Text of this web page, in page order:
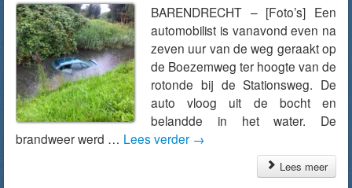
BARENDRECHT – [Foto’s] Een
automobilist is vanavond even na
zeven uur van de weg geraakt op
de Boezemweg ter hoogte van de
rotonde bij de Stationsweg. De
auto vloog uit de bocht en
belandde in het water. De
brandweer werd … Lees verder →
Lees meer